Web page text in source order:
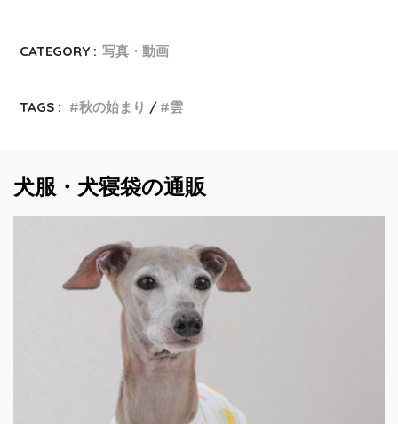
CATEGORY : 写真・動画
TAGS : 秋の始まり 雲
犬服・犬寝袋の通販